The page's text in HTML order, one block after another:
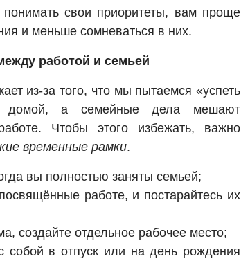
свои приоритеты, вам проще
и меньше сомневаться в них.
работой и семьей
из-за того, что мы пытаемся «успеть
домой, а семейные дела мешают
Чтобы этого избежать, важно
временные рамки.
вы полностью заняты семьей;
работе, и постарайтесь их
создайте отдельное рабочее место;
собой в отпуск или на день рождения